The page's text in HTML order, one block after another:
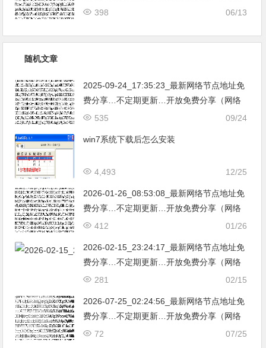
免费节点香港|日本|韩国|新加坡|台湾|马来西
06/13
398
随机文章
2025-09-24_17:35:23_最新网络节点地址免
费分享…不定期更新…开放免费分享（网络
免费节点香港|日本|韩国|新加坡|台湾|马来西
09/24
535
win7系统下载后怎么安装
12/25
4,493
2026-01-26_08:53:08_最新网络节点地址免
费分享…不定期更新…开放免费分享（网络
免费节点香港|日本|韩国|新加坡|台湾|马来西
01/26
412
2026-02-15_23:24:17_最新网络节点地址免
费分享…不定期更新…开放免费分享（网络
免费节点香港|日本|韩国|新加坡|台湾|马来西
02/15
281
2026-07-25_02:24:56_最新网络节点地址免
费分享…不定期更新…开放免费分享（网络
免费节点香港|日本|韩国|新加坡|台湾|马来西
07/25
72